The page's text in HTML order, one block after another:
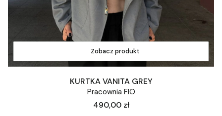
Zobacz produkt
KURTKA VANITA GREY
Pracownia FIO
Cena
490,00 zł